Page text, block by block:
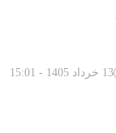
13 خرداد 1405 - 15:01